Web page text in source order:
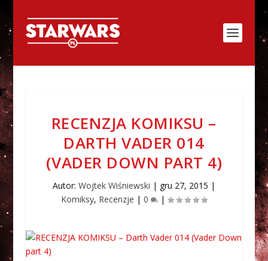
RECENZJA KOMIKSU –
DARTH VADER 014
(VADER DOWN PART 4)
Autor: Wojtek Wiśniewski | gru 27, 2015 |
Komiksy, Recenzje | 0 |